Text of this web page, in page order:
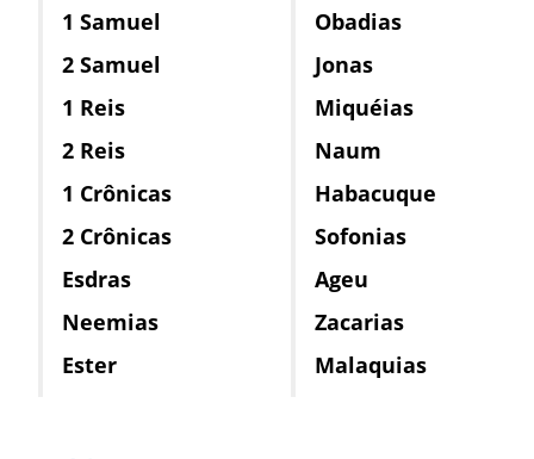
1 Samuel
2 Samuel
1 Reis
2 Reis
1 Crônicas
2 Crônicas
Esdras
Neemias
Ester
Obadias
Jonas
Miquéias
Naum
Habacuque
Sofonias
Ageu
Zacarias
Malaquias